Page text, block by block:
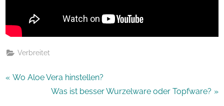
Verbreitet
Beitragsnavigation
P
Wo Aloe Vera hinstellen?
N
Was ist besser Wurzelware oder Topfware?